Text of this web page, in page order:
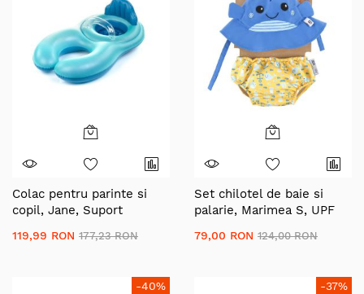
Colac pentru parinte si
copil, Jane, Suport
confortabil, interactiune
119,99 RON 177,23 RON
Set chilotel de baie si
palarie, Marimea S, UPF
79,00 RON 124,00 RON
-40% -37%